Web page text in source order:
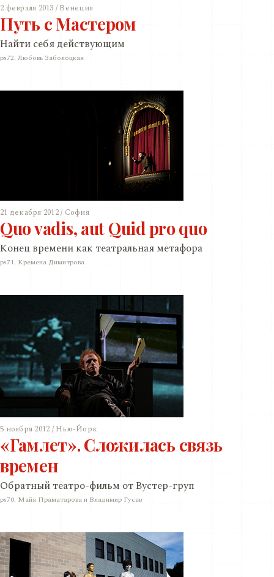
2 февраля 2013 / Венеция
Путь с Мастером
Найти себя действующим
ps72. Любовь Заболоцкая
21 декабря 2012 / София
Quo vadis, aut Quid pro quo
Конец времени как театральная метафора
ps71. Кремена Димитрова
5 ноября 2012 / Нью-Йорк
«Гамлет». Сложилась связь
времен
Обратный театро-фильм от Вустер-груп
ps70. Майя Праматарова и Владимир Гусев